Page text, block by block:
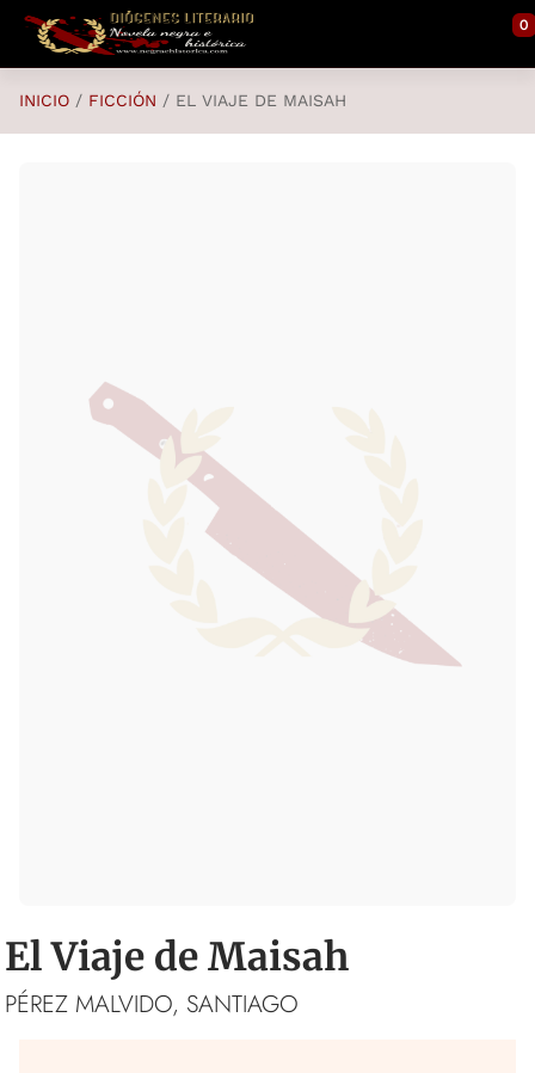
Saltar al contenido principal
0
INICIO FICCIÓN EL VIAJE DE MAISAH
El Viaje de Maisah
PÉREZ MALVIDO, SANTIAGO